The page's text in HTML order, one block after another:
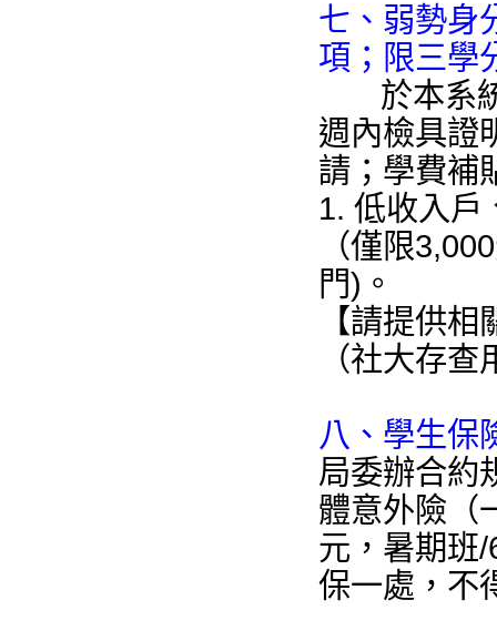
七、弱勢身
項；限三學
於本系統
週內檢具證
請；學費補
1. 低收入戶
（僅限
門)。
【請提供
（社大存查
八、學生保
局委辦合約
體意外險（
元，暑期班
保一處，不